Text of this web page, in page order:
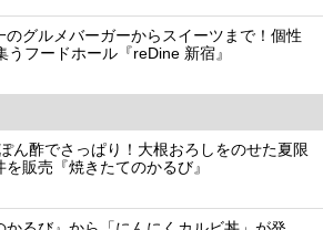
のグルメバーガーからスイーツまで！個性
うフードホール『reDine 新宿』
ん酢でさっぱり！大根おろしをのせた夏限
販売『焼きたてのかるび』